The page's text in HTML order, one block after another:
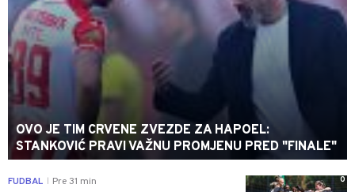
OVO JE TIM CRVENE ZVEZDE ZA HAPOEL:
STANKOVIĆ PRAVI VAŽNU PROMJENU PRED "FINALE"
0
FUDBAL Pre 31 min